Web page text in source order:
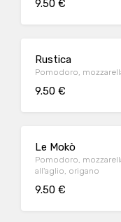
9.50 €
Rustica
Pomodoro,
9.50 €
Le Mokò
Pomodoro,
all'aglio, origano
9.50 €